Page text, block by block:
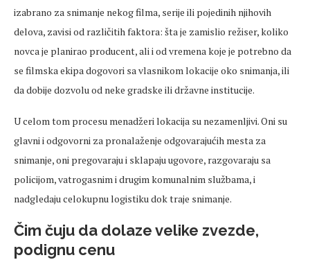
izabrano za snimanje nekog filma, serije ili pojedinih njihovih
delova, zavisi od različitih faktora: šta je zamislio režiser, koliko
novca je planirao producent, ali i od vremena koje je potrebno da
se filmska ekipa dogovori sa vlasnikom lokacije oko snimanja, ili
da dobije dozvolu od neke gradske ili državne institucije.
U celom tom procesu menadžeri lokacija su nezamenljivi. Oni su
glavni i odgovorni za pronalaženje odgovarajućih mesta za
snimanje, oni pregovaraju i sklapaju ugovore, razgovaraju sa
policijom, vatrogasnim i drugim komunalnim službama, i
nadgledaju celokupnu logistiku dok traje snimanje.
Čim čuju da dolaze velike zvezde,
podignu cenu